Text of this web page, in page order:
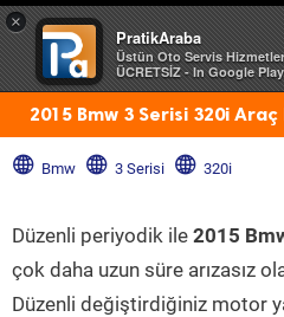
×
PratikAraba
Üstün Oto Servis
ÜCRETSİZ - In Google Play
2015 Bmw 3 Serisi 320i Araç
Bmw 3 Serisi 320i
Düzenli periyodik ile 2015
çok daha uzun süre arızasız
Düzenli değiştirdiğiniz motor